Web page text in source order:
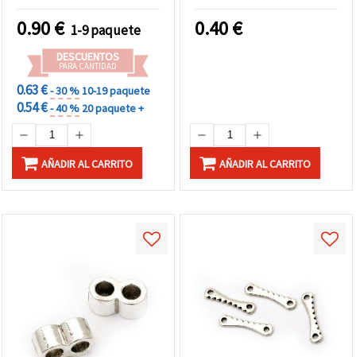
0.90€ 1-9 paquete
DESCUENTOS
PARA CANTIDAD
0.63 €- 30 %10-19 paquete
0.54 €- 40 % 20 paquete +
AÑADIR AL CARRITO
0.40€
AÑADIR AL CARRITO